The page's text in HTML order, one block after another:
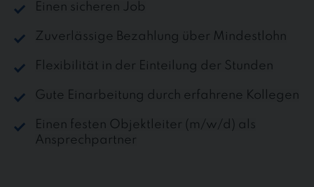
Einen sicheren Job
Zuverlässige Bezahlung über Mindestlohn
Flexibilität in der Einteilung der Stunden
Gute Einarbeitung durch erfahrene Kollegen
Einen festen Objektleiter (m/w/d) als
Ansprechpartner